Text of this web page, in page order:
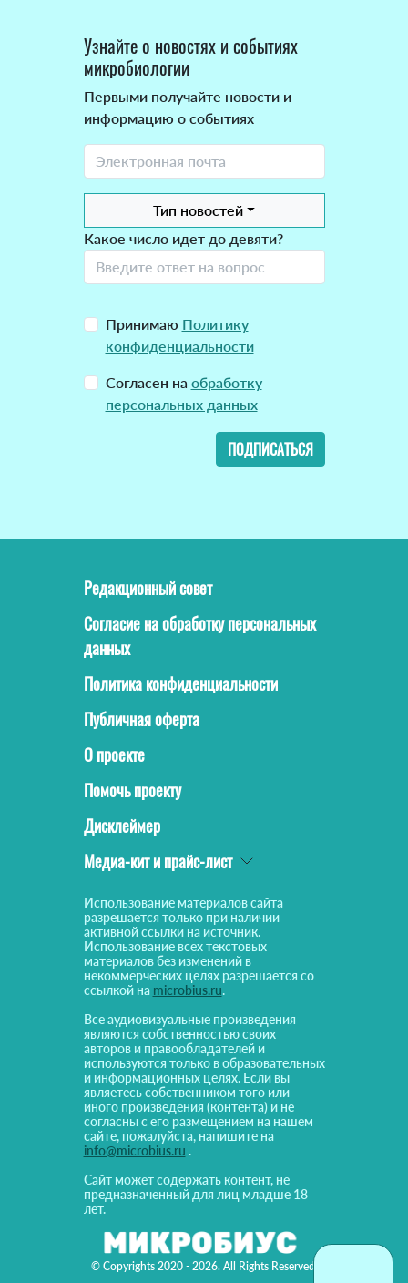
Узнайте о новостях и событиях
микробиологии
Первыми получайте новости и
информацию о событиях
Тип новостей
Какое число идет до девяти?
Принимаю Политику
конфиденциальности
Согласен на обработку
персональных данных
ПОДПИСАТЬСЯ
© Copyrights 2020 - 2026. All Rights Reserved!
Редакционный совет
Согласие на обработку персональных
данных
Политика конфиденциальности
Публичная оферта
О проекте
Помочь проекту
Дисклеймер
Медиа-кит и прайс-лист
Использование материалов сайта
разрешается только при наличии
активной ссылки на источник.
Использование всех текстовых
материалов без изменений в
некоммерческих целях разрешается со
ссылкой на microbius.ru.
Все аудиовизуальные произведения
являются собственностью своих
авторов и правообладателей и
используются только в образовательных
и информационных целях. Если вы
являетесь собственником того или
иного произведения (контента) и не
согласны с его размещением на нашем
сайте, пожалуйста, напишите на
info@microbius.ru .
Сайт может содержать контент, не
предназначенный для лиц младше 18
лет.